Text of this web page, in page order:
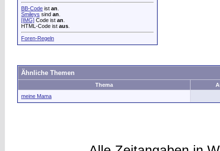
BB-Code ist an
Smileys sind an
[IMG] Code ist an
HTML-Code ist aus
Foren-Regeln
Ähnliche Themen
Thema
meine Mama